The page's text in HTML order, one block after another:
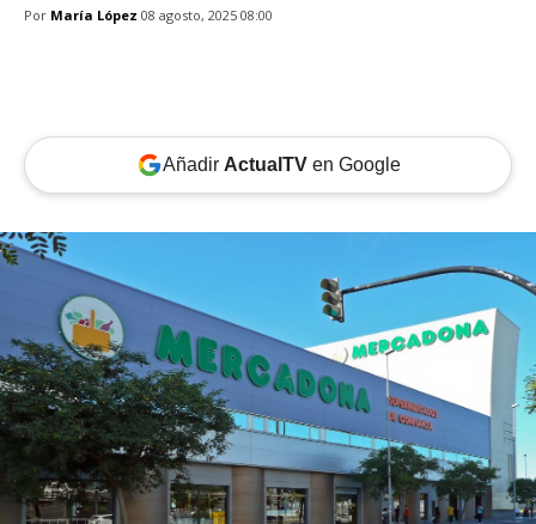
Por María López 08 agosto, 2025 08:00
Añadir ActualTVen Google